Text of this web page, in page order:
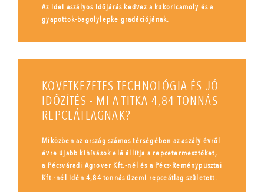
Az idei aszályos időjárás kedvez a kukoricamoly és a
gyapottok-bagolylepke gradációjának.
KÖVETKEZETES TECHNOLÓGIA ÉS JÓ
IDŐZÍTÉS - MI A TITKA 4,84 TONNÁS
REPCEÁTLAGNAK?
Miközben az ország számos térségében az aszály évről
évre újabb kihívások elé állítja a repcetermesztőket,
a Pécsváradi Agrover Kft.-nél és a Pécs-Reménypusztai
Kft.-nél idén 4,84 tonnás üzemi repceátlag született.